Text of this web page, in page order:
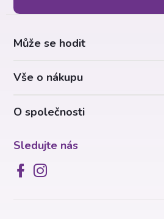
O společnosti
Sledujte nás
Může se hodit
Vše o nákupu